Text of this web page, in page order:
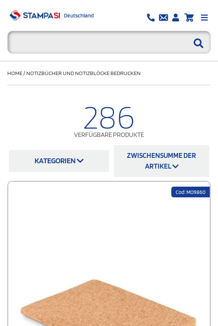
HOME/NOTIZBÜCHER UND NOTIZBLÖCKE BEDRUCKEN
286
VERFÜGBARE PRODUKTE
KATEGORIEN
ZWISCHENSUMME DER
ARTIKEL
Cod: MO9860